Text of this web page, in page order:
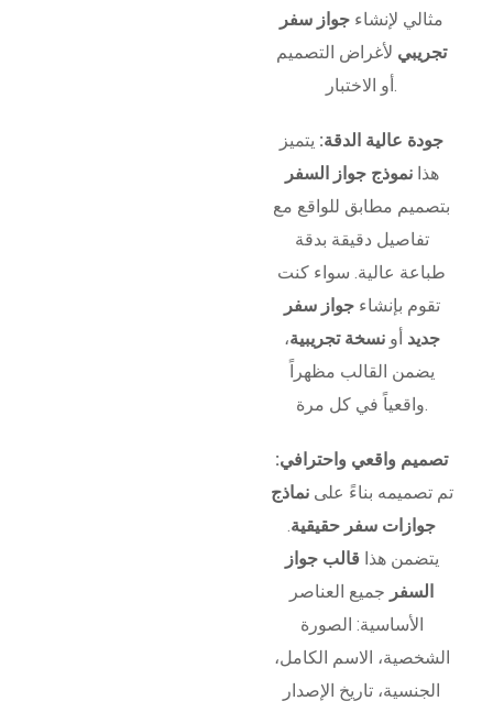
مثالي لإنشاء جواز سفر
تجريبي لأغراض التصميم
أو الاختبار.
جودة عالية الدقة: يتميز
هذانموذج جواز السفر
بتصميم مطابق للواقع مع
تفاصيل دقيقة بدقة
طباعة عالية. سواء كنت
تقوم بإنشاءجواز سفر
جديد أونسخة تجريبية،
يضمن القالب مظهراً
واقعياً في كل مرة.
تصميم واقعي واحترافي:
تم تصميمه بناءً علىنماذج
جوازات سفر حقيقية.
يتضمن هذا قالب جواز
السفر جميع العناصر
الأساسية: الصورة
الشخصية، الاسم الكامل،
الجنسية، تاريخ الإصدار